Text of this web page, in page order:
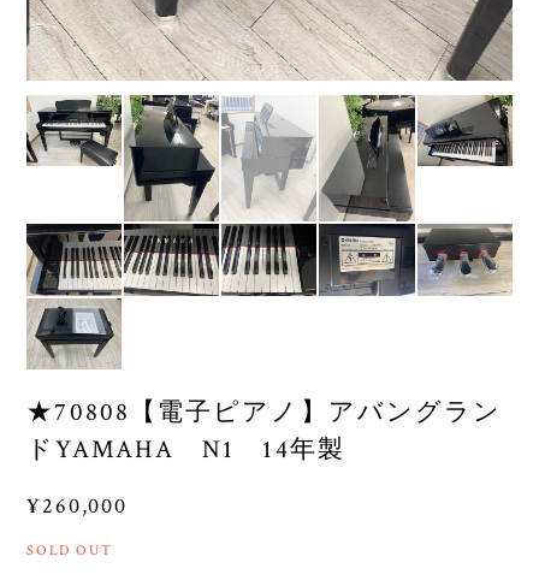
★70808【電子ピアノ】アバングラン
ドYAMAHA N1 14年製
¥260,000
SOLD OUT